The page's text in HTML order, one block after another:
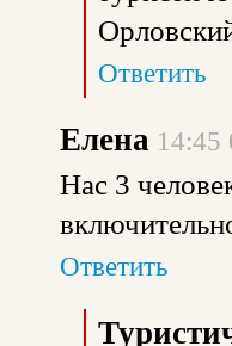
Ответить
Елена 14:45
Нас 3
Ответить